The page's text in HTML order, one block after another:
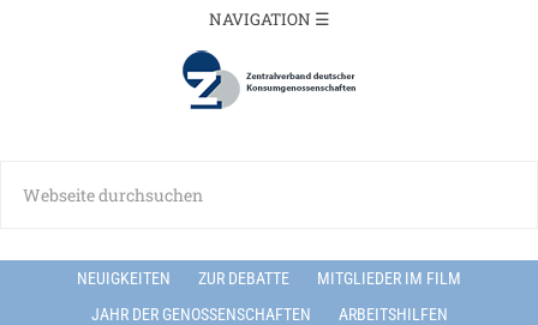
NEUIGKEITEN ZUR DEBATTE
MITGLIEDER IM FILM
JAHR DER GENOSSENSCHAFTEN
ARBEITSHILFEN